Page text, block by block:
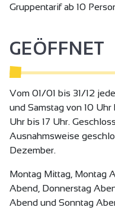
Glas und begleitet von
Gerichten des
Version, während einer
die Wahl! und um das
l'Hermitage verführen
dieses
Gruppentarif ab 10
GEÖFFNET
Vom 01/01 bis 31/12
und Samstag von 10 Uhr
Uhr bis 17 Uhr.
Ausnahmsweise
Dezember.
Montag Mittag, Montag
Abend, Donnerstag
Abend und Sonntag